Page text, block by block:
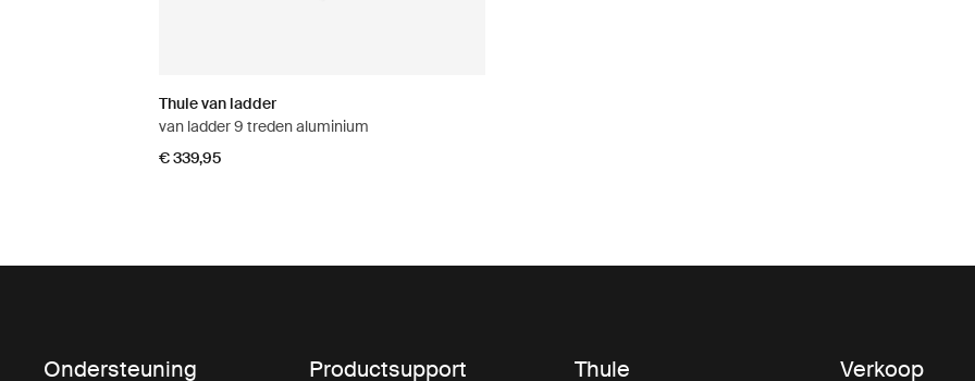
Thule van ladder
van ladder 9 treden aluminium
€ 339,95
Ondersteuning
Productsupport Thule Verkoop